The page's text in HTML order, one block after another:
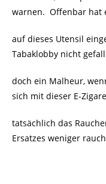
warnen. Offenbar hat
auf dieses Utensil
Tabaklobby nicht
doch ein Malheur,
sich mit dieser E-
tatsächlich das
Ersatzes weniger